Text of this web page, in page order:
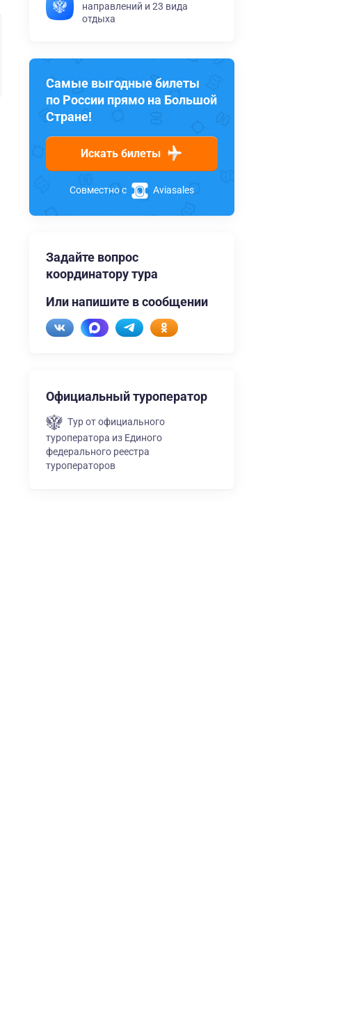
направлений и 23 вида
отдыха
Самые выгодные билеты
по России прямо на Большой
Стране!
Искать билеты
Совместно с Aviasales
Задайте вопрос
координатору тура
Или напишите в сообщении
Официальный туроператор
Тур от официального
туроператора из Единого
федерального реестра
туроператоров